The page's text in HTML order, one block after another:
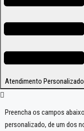
Atendimento Personalizado
Preencha os campos
personalizado, de um dos